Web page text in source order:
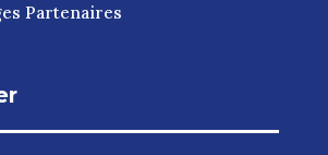
Partenaires